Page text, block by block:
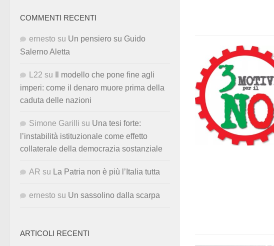
COMMENTI RECENTI
ernesto su Un pensiero su Guido
Salerno Aletta
L22 su
Il modello che pone fine agli
imperi: come il denaro muore prima della
caduta delle nazioni
Simone Garilli su Una tesi forte:
l’instabilità istituzionale come effetto
collaterale della democrazia sostanziale
AR su La Patria non è più l’Italia tutta
ernesto su Un sassolino dalla scarpa
ARTICOLI RECENTI